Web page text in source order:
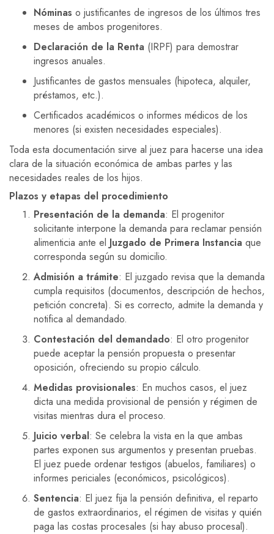
Nóminas o justificantes de ingresos de los últimos tres
meses de ambos progenitores.
Declaración de la Renta (IRPF) para demostrar
ingresos anuales.
Justificantes de gastos mensuales (hipoteca, alquiler,
préstamos, etc.).
Certificados académicos o informes médicos de los
menores (si existen necesidades especiales).
Toda esta documentación sirve al juez para hacerse una idea
clara de la situación económica de ambas partes y las
necesidades reales de los hijos.
Plazos y etapas del procedimiento
Presentación de la demanda: El progenitor
solicitante interpone la demanda para reclamar pensión
alimenticia ante el Juzgado de Primera Instancia que
corresponda según su domicilio.
Admisión a trámite: El juzgado revisa que la demanda
cumpla requisitos (documentos, descripción de hechos,
petición concreta). Si es correcto, admite la demanda y
notifica al demandado.
Contestación del demandado: El otro progenitor
puede aceptar la pensión propuesta o presentar
oposición, ofreciendo su propio cálculo.
Medidas provisionales: En muchos casos, el juez
dicta una medida provisional de pensión y régimen de
visitas mientras dura el proceso.
Juicio verbal: Se celebra la vista en la que ambas
partes exponen sus argumentos y presentan pruebas.
El juez puede ordenar testigos (abuelos, familiares) o
informes periciales (económicos, psicológicos).
Sentencia: El juez fija la pensión definitiva, el reparto
de gastos extraordinarios, el régimen de visitas y quién
paga las costas procesales (si hay abuso procesal).